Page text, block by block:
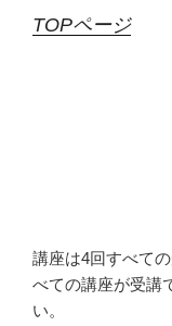
TOPページ
講座は4回すべて
べての講座が受講
い。